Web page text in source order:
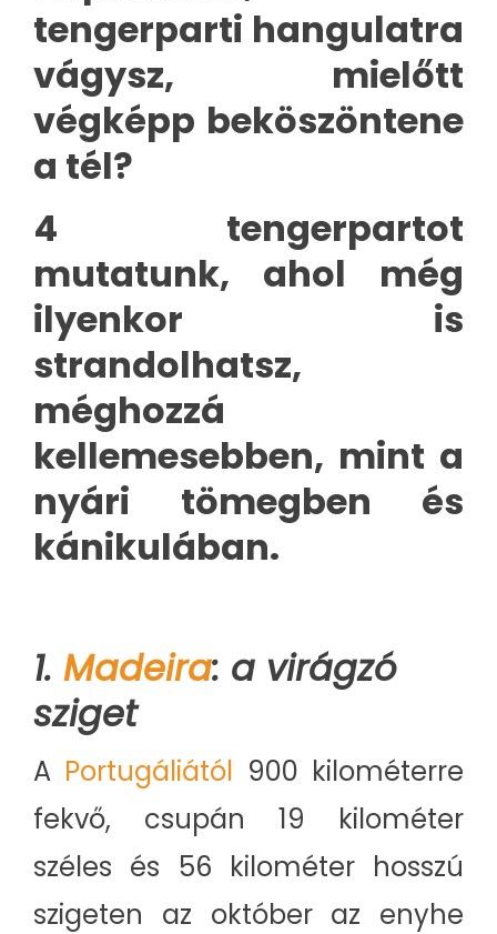
tengerparti hangulatra
vágysz, mielőtt
végképp beköszöntene
a tél?
4 tengerpartot
mutatunk, ahol még
ilyenkor is
strandolhatsz,
méghozzá
kellemesebben, mint a
nyári tömegben és
kánikulában.
1. Madeira: a virágzó
sziget
A Portugáliától 900 kilométerre
fekvő, csupán 19 kilométer
széles és 56 kilométer hosszú
szigeten az október az enyhe